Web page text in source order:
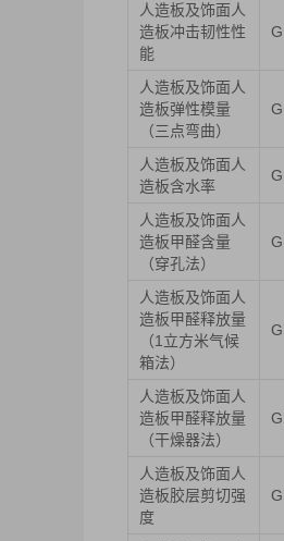
人造板及饰面人
造板冲击韧性性
能
人造板及饰面人
造板弹性模量
（三点弯曲）
人造板及饰面人
造板含水率
人造板及饰面人
造板甲醛含量
（穿孔法）
人造板及饰面人
造板甲醛释放量
（1立方米气候
箱法）
人造板及饰面人
造板甲醛释放量
（干燥器法）
人造板及饰面人
造板胶层剪切强
度